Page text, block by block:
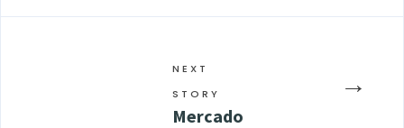
→
NEXT
STORY
Mercado